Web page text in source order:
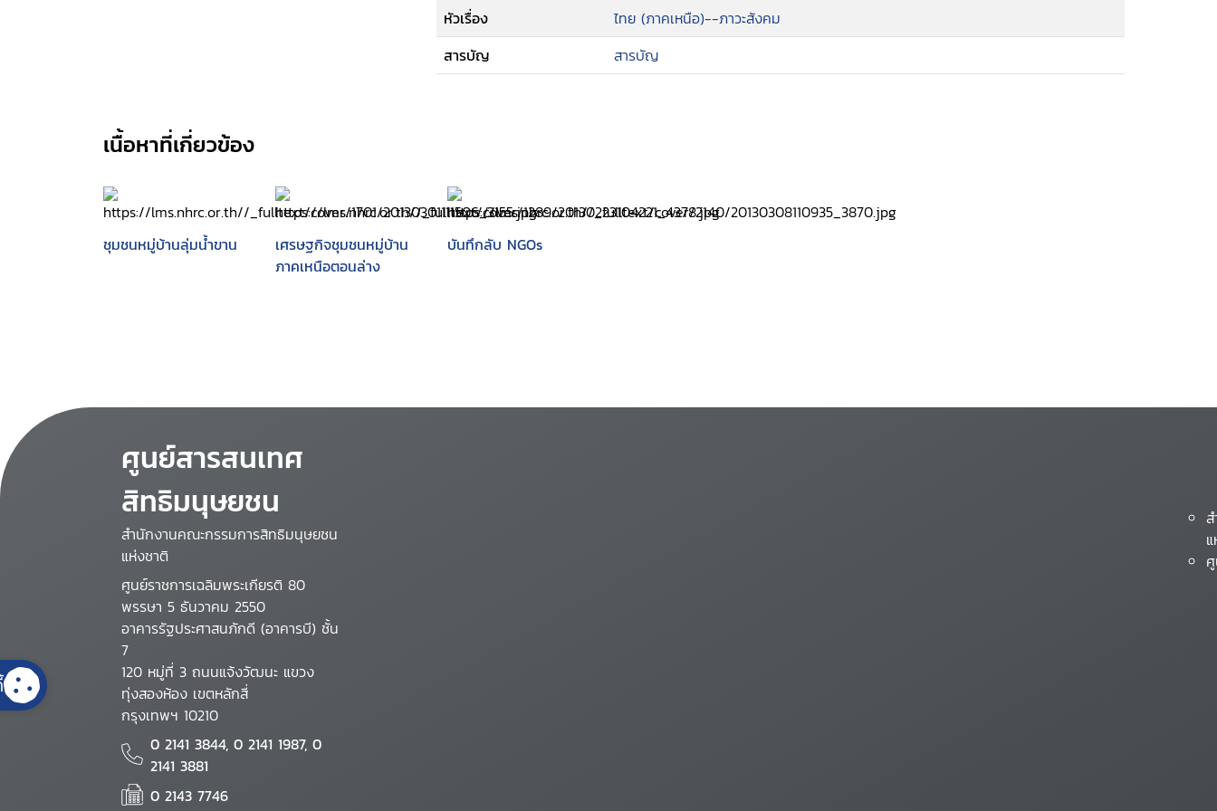
หัวเรื่อง
ไทย (ภาคเหนือ)--ภาวะสังคม
สารบัญ
สารบัญ
เนื้อหาที่เกี่ยวข้อง
ชุมชนหมู่บ้านลุ่มน้ำขาน
เศรษฐกิจชุมชนหมู่บ้าน
ภาคเหนือตอนล่าง
บันทึกลับ NGOs
ศูนย์สารสนเทศ
สิทธิมนุษยชน
สำนักงานคณะกรรมการสิทธิมนุษยชน
แห่งชาติ
ศูนย์ราชการเฉลิมพระเกียรติ 80
พรรษา 5 ธันวาคม 2550
อาคารรัฐประศาสนภักดี (อาคารบี) ชั้น
7
120 หมู่ที่ 3 ถนนแจ้งวัฒนะ แขวง
ทุ่งสองห้อง เขตหลักสี่
กรุงเทพฯ 10210
0 2141 3844, 0 2141 1987, 0
2141 3881
0 2143 7746